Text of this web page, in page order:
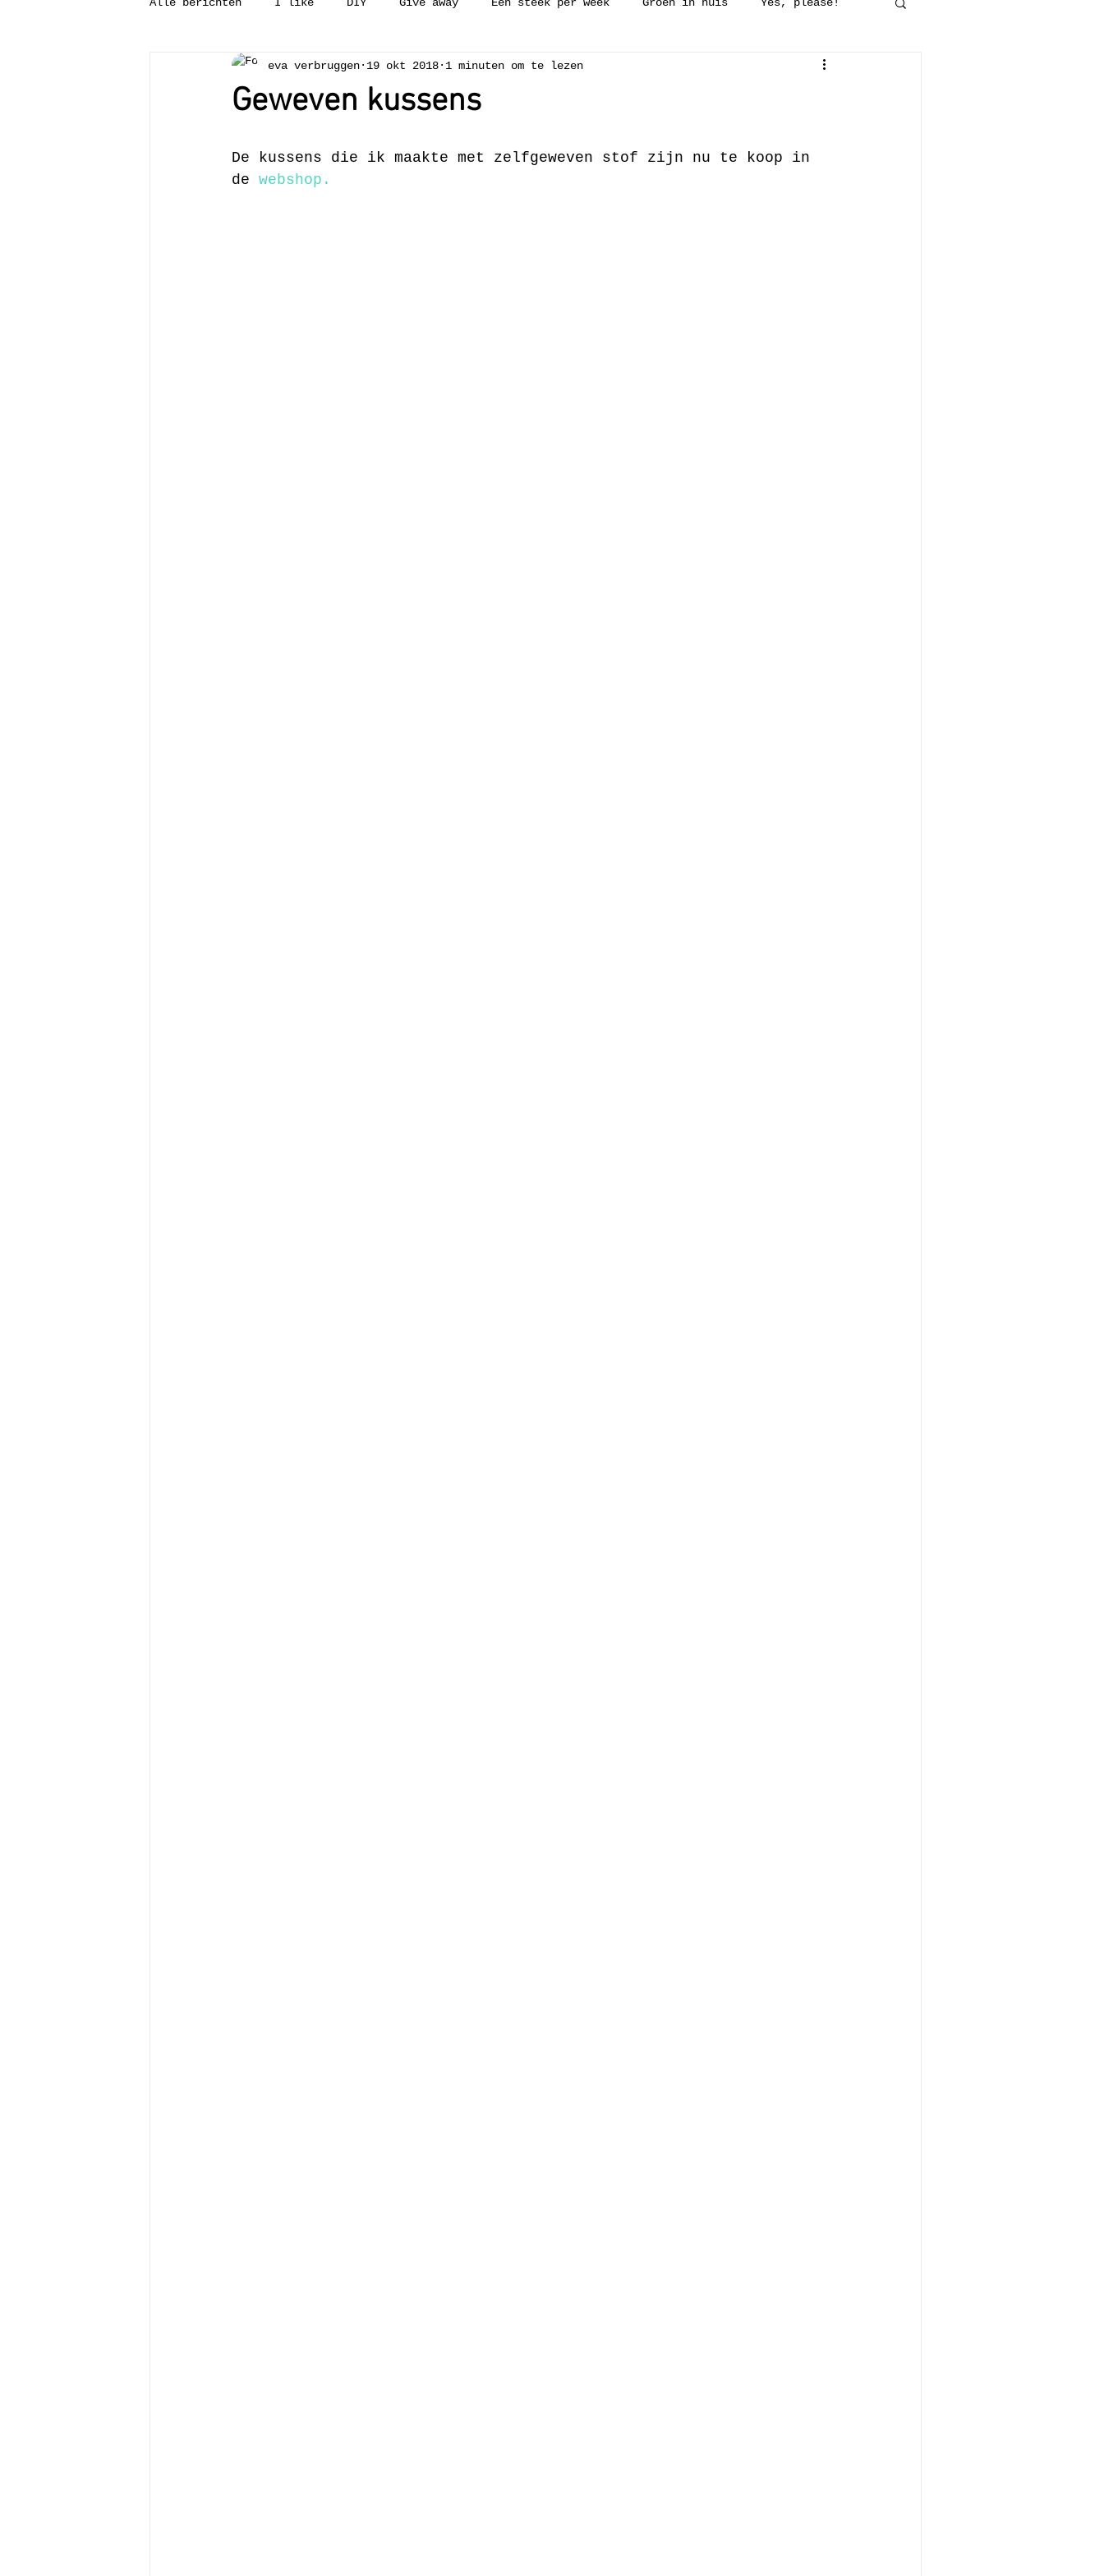
Tweedehandsgeluk Binnenkijken Workshop Collectie Op stap
Geweven kussens
eva verbruggen 19 okt 2018 1 minuten om te lezen
De kussens die ik maakte met zelfgeweven stof zijn nu te koop in
de webshop.